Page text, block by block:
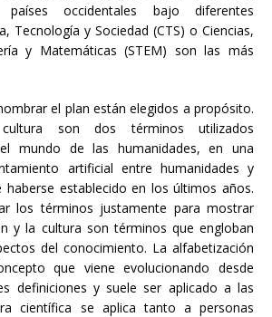
occidentales bajo diferentes
Tecnología y Sociedad (CTS) o Ciencias,
y Matemáticas (STEM) son las más
el plan están elegidos a propósito.
son dos términos utilizados
mundo de las humanidades, en una
artificial entre humanidades y
haberse establecido en los últimos años.
los términos justamente para mostrar
y la cultura son términos que engloban
del conocimiento. La alfabetización
que viene evolucionando desde
definiciones y suele ser aplicado a las
científica se aplica tanto a personas